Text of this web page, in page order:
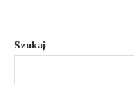
Szukaj